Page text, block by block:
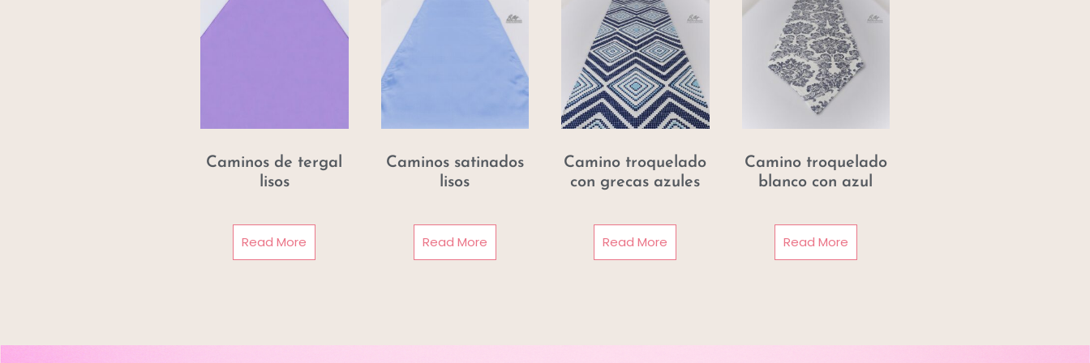
Caminos de tergal
lisos
Read More
Caminos satinados
lisos
Read More
Camino troquelado
con grecas azules
Read More
Camino troquelado
blanco con azul
Read More